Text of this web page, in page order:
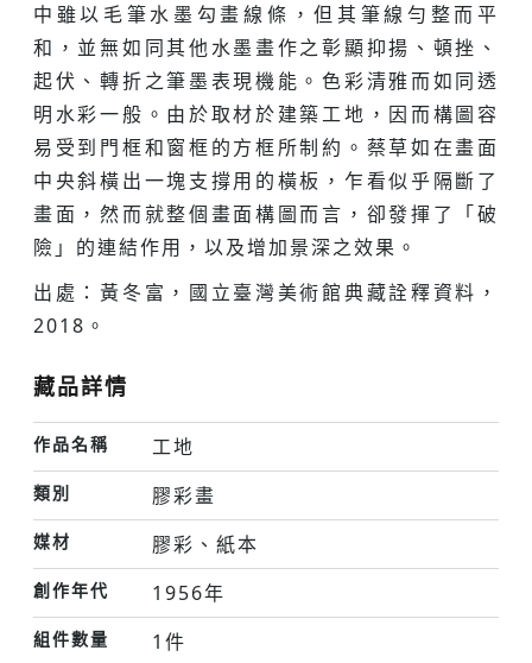
中雖以毛筆水墨勾畫線條，但其筆線勻整而平
和，並無如同其他水墨畫作之彰顯抑揚、頓挫、
起伏、轉折之筆墨表現機能。色彩清雅而如同透
明水彩一般。由於取材於建築工地，因而構圖容
易受到門框和窗框的方框所制約。蔡草如在畫面
中央斜橫出一塊支撐用的橫板，乍看似乎隔斷了
畫面，然而就整個畫面構圖而言，卻發揮了「破
險」的連結作用，以及增加景深之效果。
出處：黃冬富，國立臺灣美術館典藏詮釋資料，
2018。
藏品詳情
作品名稱 工地
類別 膠彩畫
媒材 膠彩、紙本
創作年代 1956年
組件數量 1件